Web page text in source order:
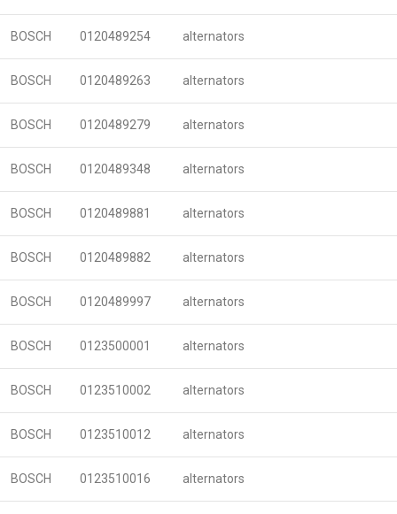
BOSCH 0120489254 alternators
BOSCH 0120489263 alternators
BOSCH 0120489279 alternators
BOSCH 0120489348 alternators
BOSCH 0120489881 alternators
BOSCH 0120489882 alternators
BOSCH 0120489997 alternators
BOSCH 0123500001 alternators
BOSCH 0123510002 alternators
BOSCH 0123510012 alternators
BOSCH 0123510016 alternators